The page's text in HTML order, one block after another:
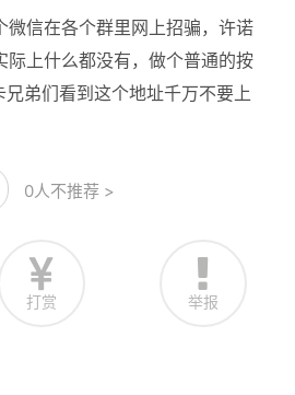
微信在各个群里网上招骗，许诺
际上什么都没有，做个普通的按
弟们看到这个地址千万不要上
0人不推荐 >
打赏 举报